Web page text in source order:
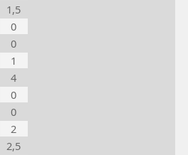
1,5
0
0
1
4
0
0
2
2,5